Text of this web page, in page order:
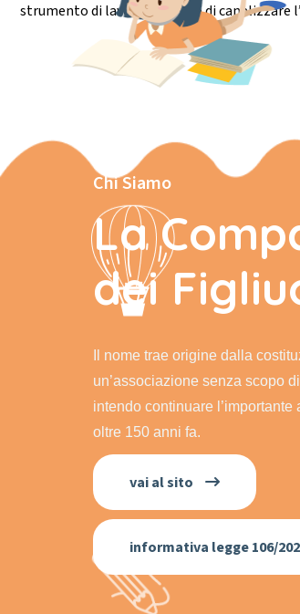
strumento di lavoro, in grado di canalizzare
Chi Siamo
La
dei
Il nome trae origine dalla
un’associazione senza scopo
intendo continuare
oltre 150 anni fa.
vai al sito
informativa legge 106/